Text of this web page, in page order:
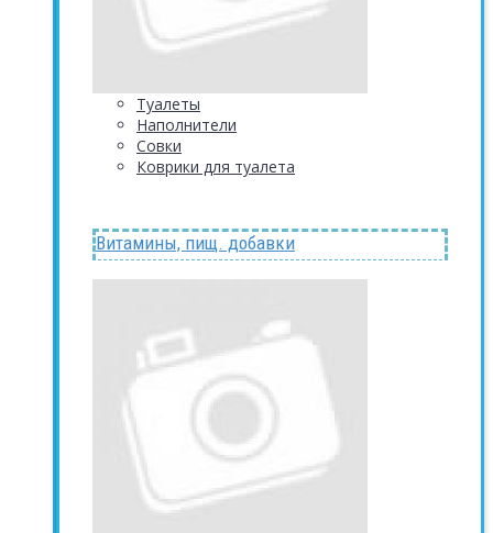
Туалеты
Наполнители
Совки
Коврики для туалета
Витамины, пищ. добавки